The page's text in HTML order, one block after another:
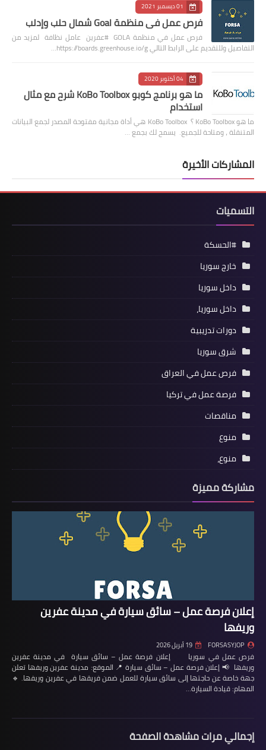
01 ديسمبر 2021
فرص عمل في منظمة Goal شمال حلب وإدلب
فرص عمل في منظمة GOLA #عفرين عامل نظافة لمزيد من
التفاصيل وللتقديم على الرابط التالي https://boards.greenhouse.io/g…
04 أكتوبر 2020
ما هو برنامج كوبو KoBo Toolbox شرح مع مثال
استخدام
ما هو KoBo Toolbox ؟ KoBo Toolbox هي أداة مجانية مفتوحة المصدر لجمع البيانات
المتنقلة ، ومتاحة للجميع. يسمح لك بجمع …
المشاركات الأخيرة
التسميات
#الحسكة
خارج سوريا
داخل سوريا
داخل سوريا،
دورات تدريبية
شرق سوريا
فرص عمل في العراق
فرصة عمل في تركيا
مناقصات
منوع
منوع،
مشاركة مميزة
إعلان فرصة عمل – سائق سيارة في مدينة عفرين
وريفها
FORSASYJOP 19 أبريل 2026
فرص عمل في سوريا إعلان فرصة عمل – سائق سيارة في مدينة عفرين
وريفها 📢 إعلان فرصة عمل – سائق سيارة 📍 الموقع: مدينة عفرين وريفها تعلن
جهة خاصة عن حاجتها إلى سائق سيارة للعمل ضمن فريقها في عفرين وريفها. 🔹
المهام: قيادة السيارة…
إجمالي مرات مشاهدة الصفحة